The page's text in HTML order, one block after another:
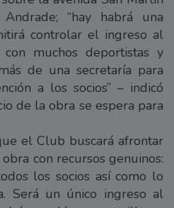
“hay habrá una
controlar el ingreso al
muchos deportistas y
de una secretaría para
a los socios” – indicó
de la obra se espera para
el Club buscará afrontar
con recursos genuinos:
los socios así como lo
Será un único ingreso al